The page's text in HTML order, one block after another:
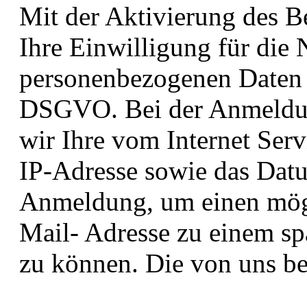
Mit der Aktivierung des
Ihre Einwilligung für die
personenbezogenen
DSGVO. Bei der
wir Ihre vom Internet
IP-Adresse sowie das
Anmeldung, um einen
Mail- Adresse zu einem
zu können. Die von uns